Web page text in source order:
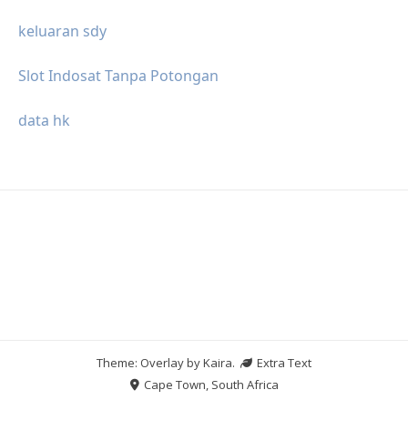
keluaran sdy
Slot Indosat Tanpa Potongan
data hk
Theme: Overlay byKaira.
Extra Text
Cape Town, South Africa